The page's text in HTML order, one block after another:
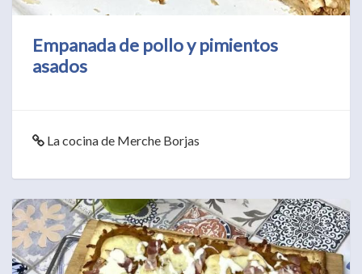
Empanada de pollo y pimientos
asados
La cocina de Merche Borjas